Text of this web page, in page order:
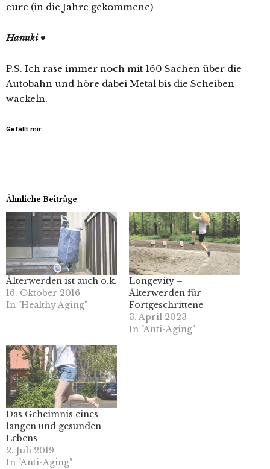
eure (in die Jahre gekommene)
Hanuki ♥
P.S. Ich rase immer noch mit 160 Sachen über die
Autobahn und höre dabei Metal bis die Scheiben
wackeln.
Gefällt mir:
Ähnliche Beiträge
Älterwerden ist auch o.k.
16. Oktober 2016
In "Healthy Aging"
Longevity –
Älterwerden für
Fortgeschrittene
3. April 2023
In "Anti-Aging"
Das Geheimnis eines
langen und gesunden
Lebens
2. Juli 2019
In "Anti-Aging"